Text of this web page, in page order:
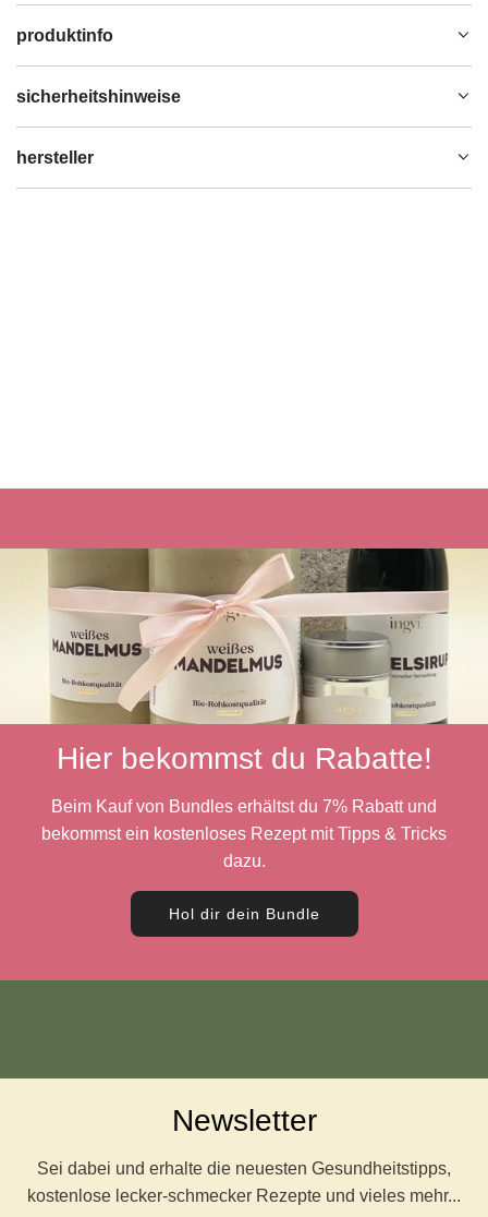
produktinfo
sicherheitshinweise
hersteller
Hier bekommst du Rabatte!
Beim Kauf von Bundles erhältst du 7% Rabatt und
bekommst ein kostenloses Rezept mit Tipps & Tricks
dazu.
Hol dir dein Bundle
Newsletter
Sei dabei und erhalte die neuesten Gesundheitstipps,
kostenlose lecker-schmecker Rezepte und vieles mehr...